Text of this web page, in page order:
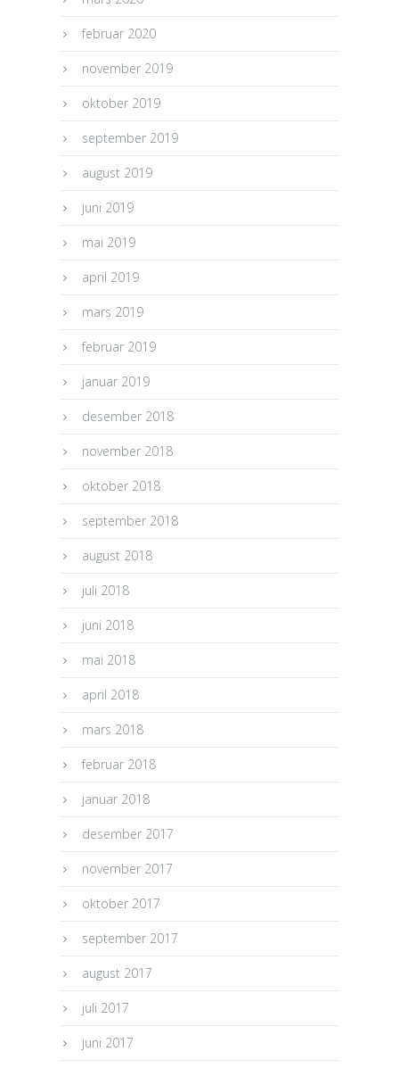
februar 2020
november 2019
oktober 2019
september 2019
august 2019
juni 2019
mai 2019
april 2019
mars 2019
februar 2019
januar 2019
desember 2018
november 2018
oktober 2018
september 2018
august 2018
juli 2018
juni 2018
mai 2018
april 2018
mars 2018
februar 2018
januar 2018
desember 2017
november 2017
oktober 2017
september 2017
august 2017
juli 2017
juni 2017